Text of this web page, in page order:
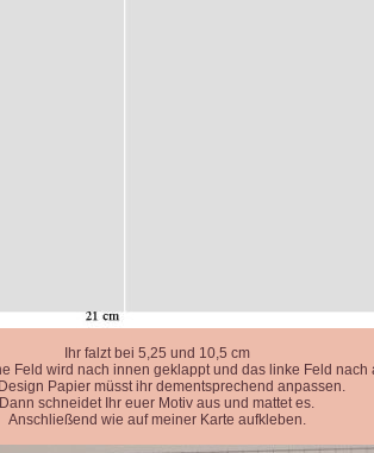
Ihr falzt bei 5,25 und 10,5 cm
Feld wird nach innen geklappt und das linke Feld nach
Papier müsst ihr dementsprechend anpassen.
Dann schneidet Ihr euer Motiv aus und mattet es.
Anschließend wie auf meiner Karte aufkleben.